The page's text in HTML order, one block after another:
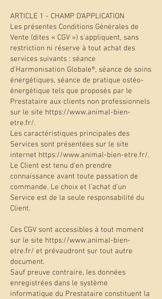
ARTICLE 1 - CHAMP D'APPLICATION
Les présentes Conditions Générales de
Vente (dites « CGV ») s'appliquent, sans
restriction ni réserve à tout achat des
services suivants : séance
d'Harmonisation Globale®, séance de soins
énergétiques, séance de pratique ostéo-
énergétique tels que proposés par le
Prestataire aux clients non professionnels
sur le site https://www.animal-bien-
etre.fr/.
Les caractéristiques principales des
Services sont présentées sur le site
internet https://www.animal-bien-etre.fr/.
Le Client est tenu d'en prendre
connaissance avant toute passation de
commande. Le choix et l'achat d'un
Service est de la seule responsabilité du
Client.
Ces CGV sont accessibles à tout moment
sur le site https://www.animal-bien-
etre.fr/ et prévaudront sur tout autre
document.
Sauf preuve contraire, les données
enregistrées dans le système
informatique du Prestataire constituent la